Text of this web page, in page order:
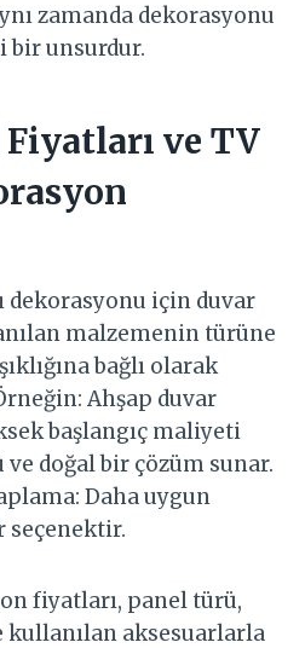
zamanda dekorasyonu
bir unsurdur.
ve TV
dekorasyonu için duvar
malzemenin türüne
bağlı olarak
Ahşap duvar
başlangıç maliyeti
doğal bir çözüm sunar.
Daha uygun
seçenektir.
fiyatları, panel türü,
kullanılan aksesuarlarla